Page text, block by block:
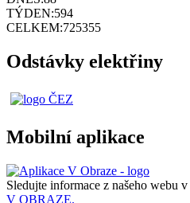
TÝDEN:594
CELKEM:725355
Odstávky elektřiny
Mobilní aplikace
Sledujte informace z našeho webu v
V OBRAZE.